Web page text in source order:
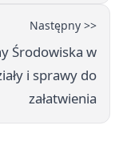
Następny >>
Środowiska w
i sprawy do
załatwienia